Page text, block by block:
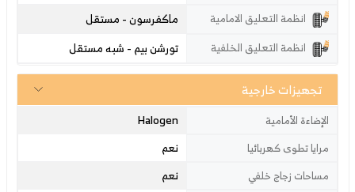
انظمة التعليق الامامية ماكفرسون - مستقل
انظمة التعليق الخلفية تورشن بيم - شبه مستقل
تجهيزات خارجية
الإضاءة الأمامية Halogen
مرايا تطوى كهربائيا نعم
مساحات زجاج خلفي نعم